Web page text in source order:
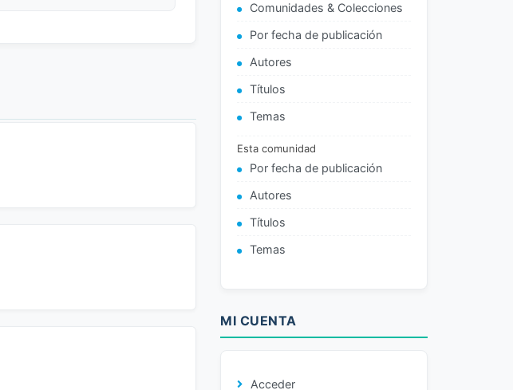
Comunidades & Colecciones
Por fecha de publicación
Autores
Títulos
Temas
Esta comunidad
Por fecha de publicación
Autores
Títulos
Temas
MI CUENTA
Acceder